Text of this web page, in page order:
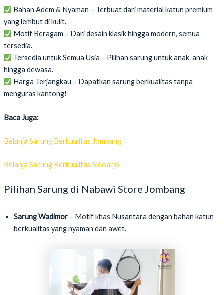
Bahan Adem & Nyaman – Terbuat dari material katun premium
yang lembut di kulit.
Motif Beragam – Dari desain klasik hingga modern, semua
tersedia.
Tersedia untuk Semua Usia – Pilihan sarung untuk anak-anak
hingga dewasa.
Harga Terjangkau – Dapatkan sarung berkualitas tanpa
menguras kantong!
Baca Juga:
Belanja Sarung Berkualitas Jombang
Belanja Sarung Berkualitas Sidoarjo
Pilihan Sarung di Nabawi Store Jombang
Sarung Wadimor– Motif khas Nusantara dengan bahan katun
berkualitas yang nyaman dan awet.